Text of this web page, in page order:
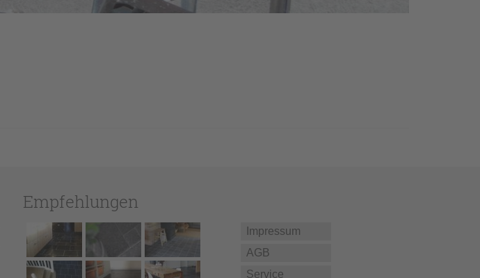
Empfehlungen
Impressum
AGB
Service